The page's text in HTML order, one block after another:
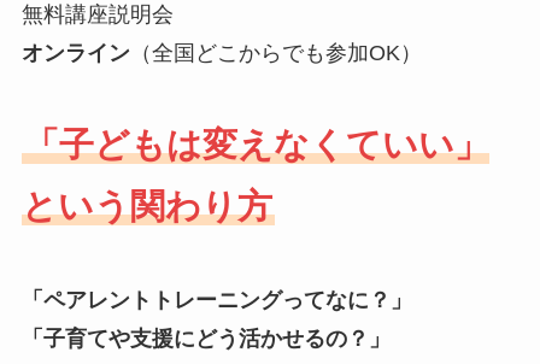
無料講座説明会
オンライン（全国どこからでも参加OK）
「子どもは変えなくていい」
という関わり方
「ペアレントトレーニングってなに？」
「子育てや支援にどう活かせるの？」